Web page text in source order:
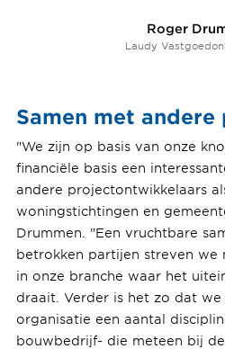
Roger
Laudy
Samen met andere
"We zijn op basis van onze
financiële basis een
andere projectontwikkelaars
woningstichtingen en
Drummen. "Een vruchtbare
betrokken partijen streven we
in onze branche waar het
draait. Verder is het zo dat we
organisatie een aantal
bouwbedrijf- die meteen bij